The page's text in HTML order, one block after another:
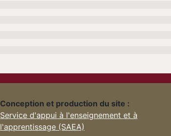
Conception et production du site :
Service d'appui à l'enseignement et à
l'apprentissage (SAEA)